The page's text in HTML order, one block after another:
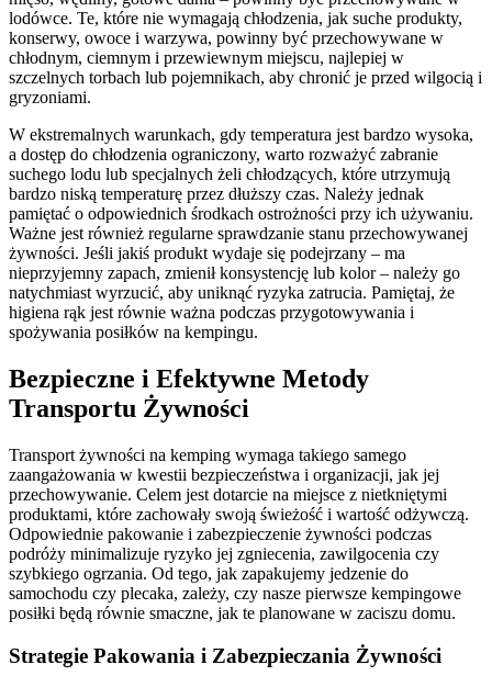
lodówce. Te, które nie wymagają chłodzenia, jak suche produkty,
konserwy, owoce i warzywa, powinny być przechowywane w
chłodnym, ciemnym i przewiewnym miejscu, najlepiej w
szczelnych torbach lub pojemnikach, aby chronić je przed wilgocią i
gryzoniami.
W ekstremalnych warunkach, gdy temperatura jest bardzo wysoka,
a dostęp do chłodzenia ograniczony, warto rozważyć zabranie
suchego lodu lub specjalnych żeli chłodzących, które utrzymują
bardzo niską temperaturę przez dłuższy czas. Należy jednak
pamiętać o odpowiednich środkach ostrożności przy ich używaniu.
Ważne jest również regularne sprawdzanie stanu przechowywanej
żywności. Jeśli jakiś produkt wydaje się podejrzany – ma
nieprzyjemny zapach, zmienił konsystencję lub kolor – należy go
natychmiast wyrzucić, aby uniknąć ryzyka zatrucia. Pamiętaj, że
higiena rąk jest równie ważna podczas przygotowywania i
spożywania posiłków na kempingu.
Bezpieczne i Efektywne Metody
Transportu Żywności
Transport żywności na kemping wymaga takiego samego
zaangażowania w kwestii bezpieczeństwa i organizacji, jak jej
przechowywanie. Celem jest dotarcie na miejsce z nietkniętymi
produktami, które zachowały swoją świeżość i wartość odżywczą.
Odpowiednie pakowanie i zabezpieczenie żywności podczas
podróży minimalizuje ryzyko jej zgniecenia, zawilgocenia czy
szybkiego ogrzania. Od tego, jak zapakujemy jedzenie do
samochodu czy plecaka, zależy, czy nasze pierwsze kempingowe
posiłki będą równie smaczne, jak te planowane w zaciszu domu.
Strategie Pakowania i Zabezpieczania Żywności